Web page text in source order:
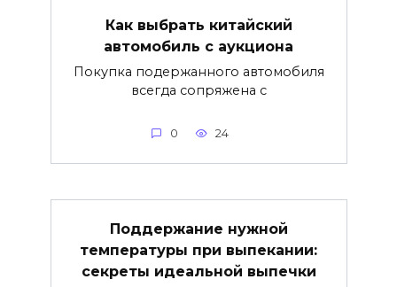
Как выбрать китайский
автомобиль с аукциона
Покупка подержанного автомобиля
всегда сопряжена с
0 24
Поддержание нужной
температуры при выпекании:
секреты идеальной выпечки